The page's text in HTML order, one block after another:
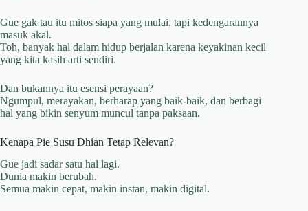
Gue gak tau itu mitos siapa yang mulai, tapi kedengarannya
masuk akal.
Toh, banyak hal dalam hidup berjalan karena keyakinan kecil
yang kita kasih arti sendiri.
Dan bukannya itu esensi perayaan?
Ngumpul, merayakan, berharap yang baik-baik, dan berbagi
hal yang bikin senyum muncul tanpa paksaan.
Kenapa Pie Susu Dhian Tetap Relevan?
Gue jadi sadar satu hal lagi.
Dunia makin berubah.
Semua makin cepat, makin instan, makin digital.